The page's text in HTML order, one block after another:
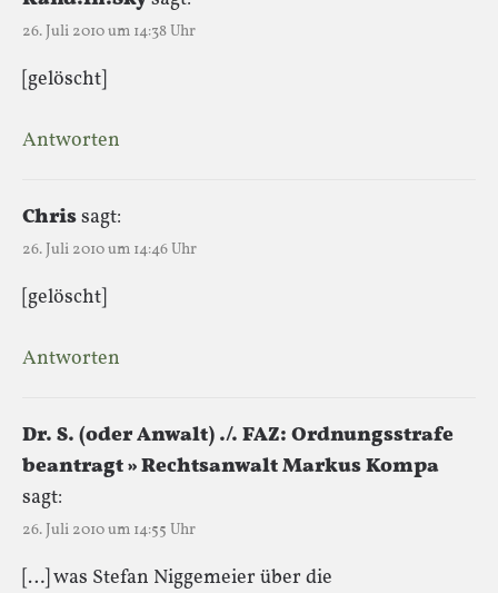
26. Juli 2010 um 14:38 Uhr
[gelöscht]
Antworten
Chrissagt:
26. Juli 2010 um 14:46 Uhr
[gelöscht]
Antworten
Dr. S. (oder Anwalt) ./. FAZ: Ordnungsstrafe
beantragt » Rechtsanwalt Markus Kompa
sagt:
26. Juli 2010 um 14:55 Uhr
[…] was Stefan Niggemeier über die